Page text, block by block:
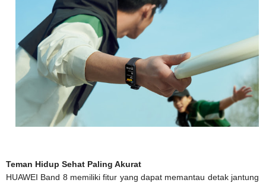
Teman Hidup Sehat Paling Akurat
HUAWEI Band 8 memiliki fitur yang dapat memantau detak jantung